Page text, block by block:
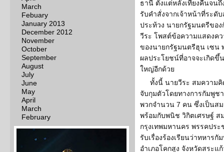
March
Febuary
January 2013
December 2012
November
October
September
August
July
June
May
April
March
February
ธานี ตั้งแต่หลังเที่ยงคืนจนถึ
รับคำสั่งจากเจ้าหน้าที่ระดั
ประท้วง นายกรัฐมนตรีขอ
วีระ โพสต์ข้อความแสดงค
ของนายกรัฐมนตรีฮุน เซน
ผลประโยชน์ที่อาจจะเกิด
ใหญ่อีกด้วย
ทั้งนี้ นายวีระ สมความคิ
จับกุมตัวโดยทางการกัมพูช
พวกจำนวน 7 คน ซึ่งเป็นส
พร้อมกับพนิช วิกิตเศรษฐ์
กรุงเทพมหานคร พรรคปร
รับเรื่องร้องเรียนว่าทหาร
อำเภอโคกสูง จังหวัดสระ